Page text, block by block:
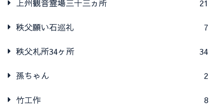
上州観音霊場三十三ヵ所 21
秩父願い石巡礼 7
秩父札所34ヶ所 34
孫ちゃん 2
竹工作 8